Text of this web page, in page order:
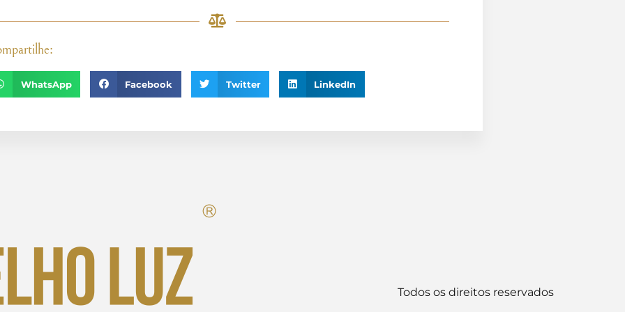
WhatsApp Facebook Twitter LinkedIn
Todos os direitos reservados